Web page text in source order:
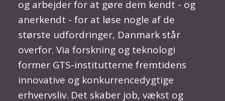
og arbejder for at gøre dem kendt - og
anerkendt - for at løse nogle af de
største udfordringer, Danmark står
overfor. Via forskning og teknologi
former GTS-institutterne fremtidens
innovative og konkurrencedygtige
erhvervsliv. Det skaber job, vækst og